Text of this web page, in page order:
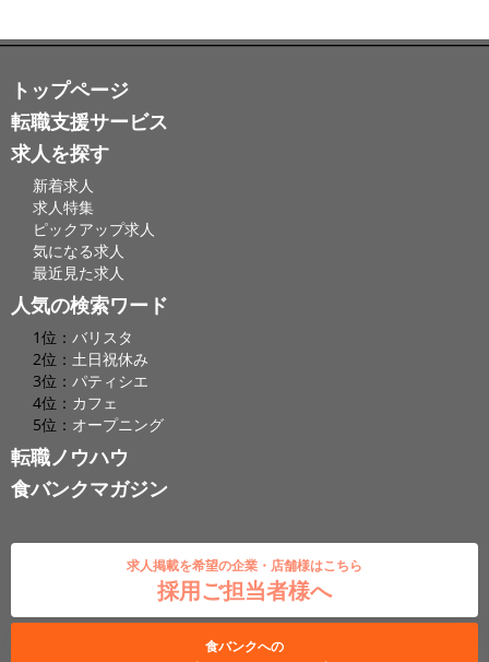
トップページ
転職支援サービス
求人を探す
新着求人
求人特集
ピックアップ求人
気になる求人
最近見た求人
人気の検索ワード
1位： バリスタ
2位： 土日祝休み
3位： パティシエ
4位： カフェ
5位： オープニング
転職ノウハウ
食バンクマガジン
求人掲載を希望の企業・店舗様はこちら
採用ご担当者様へ
食バンクへの